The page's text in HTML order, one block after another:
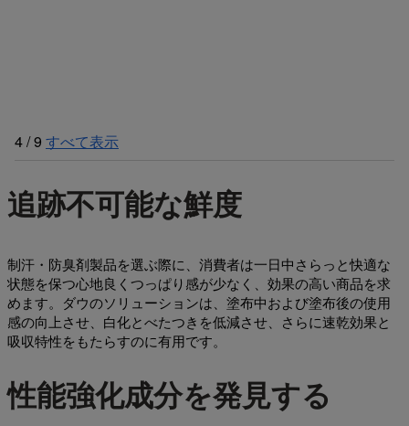
4/9 すべて表示
追跡不可能な鮮度
制汗・防臭剤製品を選ぶ際に、消費者は一日中さらっと快適な
状態を保つ心地良くつっぱり感が少なく、効果の高い商品を求
めます。ダウのソリューションは、塗布中および塗布後の使用
感の向上させ、白化とべたつきを低減させ、さらに速乾効果と
吸収特性をもたらすのに有用です。
性能強化成分を発見する